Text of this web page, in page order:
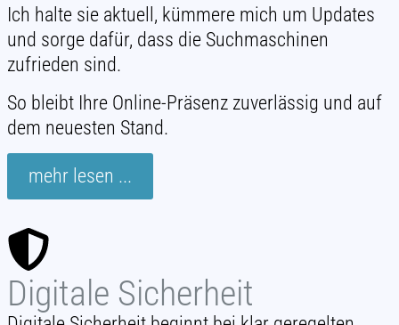
Ich halte sie aktuell, kümmere mich um Updates
und sorge dafür, dass die Suchmaschinen
zufrieden sind.
So bleibt Ihre Online-Präsenz zuverlässig und auf
dem neuesten Stand.
mehr lesen ...
Digitale Sicherheit